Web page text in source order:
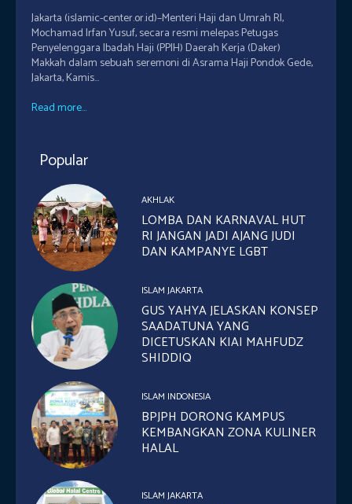
Jakarta (islamic-center.or.id)–Menteri Haji dan Umrah RI,
Mochamad Irfan Yusuf, secara resmi melepas Petugas
Penyelenggara Ibadah Haji (PPIH) Daerah Kerja (Daker)
Makkah dalam sebuah seremoni di Asrama Haji Pondok Gede,
Jakarta, Kamis...
Read more...
Popular
AKHLAK
LOMBA DAN KARNAVAL HUT
RI JANGAN JADI AJANG JUDI
DAN KAMPANYE LGBT
ISLAM JAKARTA
GUS YAHYA JELASKAN KONSEP
SAADATUNA YANG
DICETUSKAN KIAI MAHFUDZ
SHIDDIQ
ISLAM INDONESIA
BPJPH DORONG KAMPUS
KEMBANGKAN ZONA KULINER
HALAL
ISLAM JAKARTA